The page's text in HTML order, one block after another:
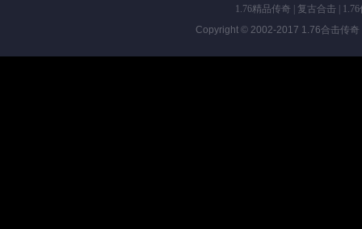
1.76精品传奇 复古合击|
Copyright © 2002-2017 1.76合击传奇